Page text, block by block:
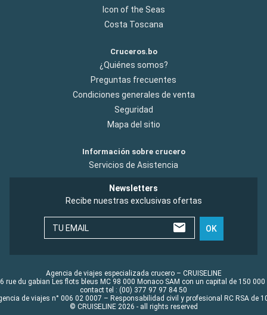
Icon of the Seas
Costa Toscana
Cruceros.bo
¿Quiénes somos?
Preguntas frecuentes
Condiciones generales de venta
Seguridad
Mapa del sitio
Información sobre crucero
Servicios de Asistencia
Newsletters
Recibe nuestras exclusivas ofertas
TU EMAIL OK
Agencia de viajes especializada crucero – CRUISELINE
rue du gabian Les flots bleus MC 98 000 Monaco SAM con un capital de 150 000
contact tel : (00) 377 97 97 84 50
de viajes n° 006 02 0007 – Responsabilidad civil y profesional RC RSA de
© CRUISELINE 2026 - all rights reserved